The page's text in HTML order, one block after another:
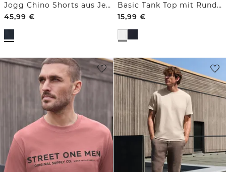
Jogg Chino Shorts aus Jersey mit Flexbund
45,99 €
Basic Tank Top mit Rundhals
15,99 €